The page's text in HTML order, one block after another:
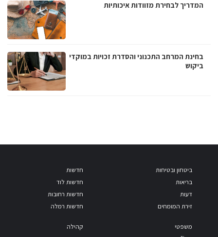
המדריך לבחירת מזוודות איכותיות
בחינת המרחב התכנוני והסדרת זכויות במוקדי
ביקוש
ביטחון ובטיחות
בריאות
דעות
זירת המומחים
חדשות
חדשות לוד
חדשות רחובות
חדשות רמלה
משפטי
קהילה